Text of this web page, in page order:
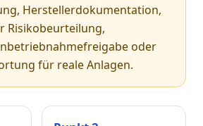
Herstellerdokumentation,
Risikobeurteilung,
oder
für reale Anlagen.